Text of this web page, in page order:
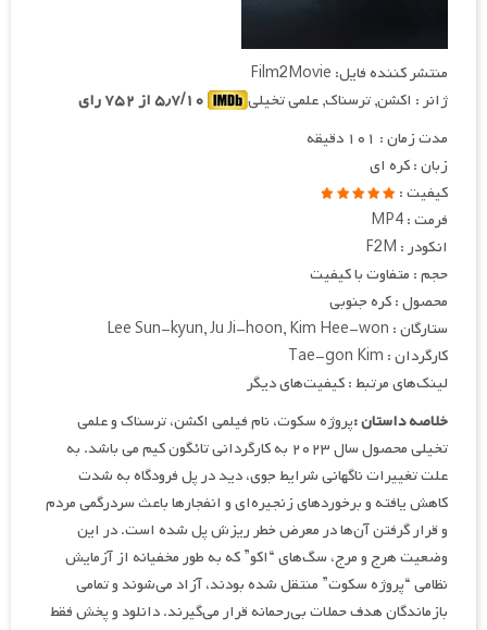
منتشر کننده فایل: Film2Movie
ژانر : اکشن, ترسناک, علمی تخیلی
مدت زمان : ۱۰۱ دقیقه
زبان : کره ای
کیفیت :
فرمت : MP4
انکودر : F2M
حجم : متفاوت با کیفیت
محصول : کره جنوبی
ستارگان : Lee Sun-kyun, Ju Ji-hoon, Kim Hee-won
کارگردان : Tae-gon Kim
لینک‌های مرتبط : کیفیت‌های دیگر
خلاصه داستان :پروژه سکوت، نام فیلمی اکشن، ترسناک و علمی
تخیلی محصول سال ۲۰۲۳ به کارگردانی تائگون کیم می باشد. به
علت تغییرات ناگهانی شرایط جوی، دید در پل فرودگاه به شدت
کاهش یافته و برخوردهای زنجیره‌ای و انفجارها باعث سردرگمی مردم
و قرار گرفتن آن‌ها در معرض خطر ریزش پل شده است. در این
وضعیت هرج و مرج، سگ‌های “اکو” که به طور مخفیانه از آزمایش
نظامی “پروژه سکوت” منتقل شده بودند، آزاد می‌شوند و تمامی
بازماندگان هدف حملات بی‌رحمانه قرار می‌گیرند. دانلود و پخش فقط